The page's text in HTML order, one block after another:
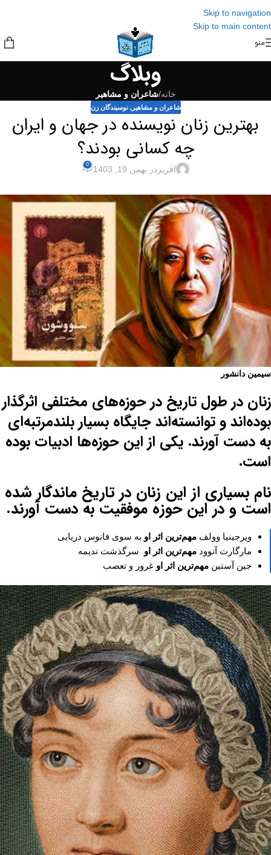
Skip to navigation
Skip to main content
منو
وبلاگ
خانه/شاعران و مشاهیر
شاعران و مشاهیر,نوسیندگان زن
بهترین زنان نویسنده در جهان و ایران
چه کسانی بودند؟
افریزدر بهمن 19, 1403 0
سیمین دانشور
زنان در طول تاریخ در حوزه‌های مختلفی اثرگذار
بوده‌اند و توانسته‌اند جایگاه بسیار بلندمرتبه‌ای
به دست آورند. یکی از این حوزه‌ها ادبیات بوده
است.
نام بسیاری از این زنان در تاریخ ماندگار شده
است و در این حوزه موفقیت به دست آورند.
ویرجینیا وولف مهم‌ترین اثر او به سوی فانوس دریایی
مارگارت آتوود مهم‌ترین اثر او سرگذشت ندیمه
جین آستین مهم‌ترین اثر او غرور و تعصب